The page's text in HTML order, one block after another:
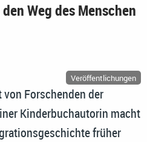
Weg des Menschen
Veröffentlichungen
Forschenden der
Kinderbuchautorin macht
früher